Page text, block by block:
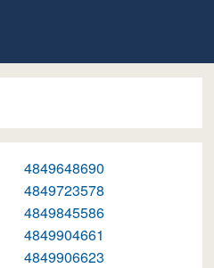
4849648690
4849723578
4849845586
4849904661
4849906623